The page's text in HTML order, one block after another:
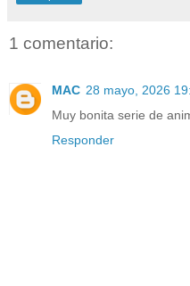
1 comentario:
MAC 28 mayo, 2026
Muy bonita serie de
Responder